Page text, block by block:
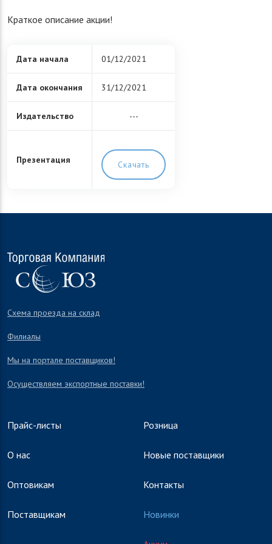
Краткое описание акции!
Дата начала 01/12/2021
Дата окончания 31/12/2021
Издательство ---
Презентация Скачать
Схема проезда на склад
Филиалы
Мы на портале поставщиков!
Осуществляем экспортные поставки!
Прайс-листы
О нас
Оптовикам
Поставщикам
Розница
Новые поставщики
Контакты
Новинки